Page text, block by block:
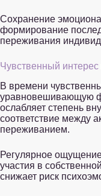
Сохранение
формирование
переживания
Чувственный
В времени
уравновешивающую
ослабляет степень
соответствие между
переживанием.
Регулярное
участия в
снижает риск